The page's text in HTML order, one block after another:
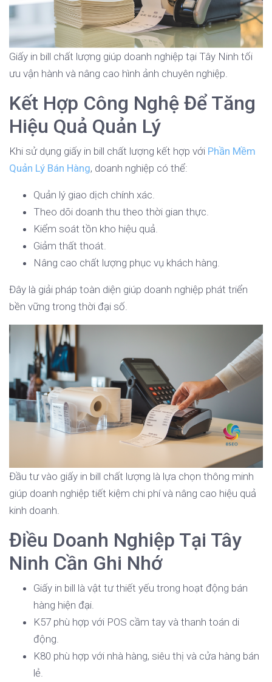
Giấy in bill chất lượng giúp doanh nghiệp tại Tây Ninh tối
ưu vận hành và nâng cao hình ảnh chuyên nghiệp.
Kết Hợp Công Nghệ Để Tăng
Hiệu Quả Quản Lý
Khi sử dụng giấy in bill chất lượng kết hợp với Phần Mềm
Quản Lý Bán Hàng, doanh nghiệp có thể:
Quản lý giao dịch chính xác.
Theo dõi doanh thu theo thời gian thực.
Kiểm soát tồn kho hiệu quả.
Giảm thất thoát.
Nâng cao chất lượng phục vụ khách hàng.
Đây là giải pháp toàn diện giúp doanh nghiệp phát triển
bền vững trong thời đại số.
Đầu tư vào giấy in bill chất lượng là lựa chọn thông minh
giúp doanh nghiệp tiết kiệm chi phí và nâng cao hiệu quả
kinh doanh.
Điều Doanh Nghiệp Tại Tây
Ninh Cần Ghi Nhớ
Giấy in bill là vật tư thiết yếu trong hoạt động bán
hàng hiện đại.
K57 phù hợp với POS cầm tay và thanh toán di
động.
K80 phù hợp với nhà hàng, siêu thị và cửa hàng bán
lẻ.